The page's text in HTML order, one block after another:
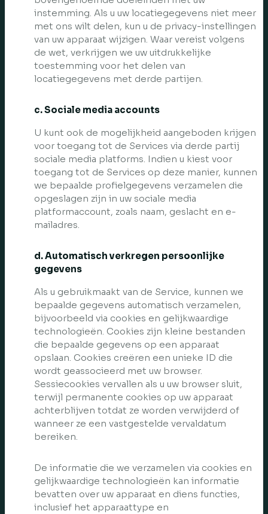
instemming. Als u uw locatiegegevens niet meer
met ons wilt delen, kun u de privacy-instellingen
van uw apparaat wijzigen. Waar vereist volgens
de wet, verkrijgen we uw uitdrukkelijke
toestemming voor het delen van
locatiegegevens met derde partijen.
c. Sociale media accounts
U kunt ook de mogelijkheid aangeboden krijgen
voor toegang tot de Services via derde partij
sociale media platforms. Indien u kiest voor
toegang tot de Services op deze manier, kunnen
we bepaalde profielgegevens verzamelen die
opgeslagen zijn in uw sociale media
platformaccount, zoals naam, geslacht en e-
mailadres.
d. Automatisch verkregen persoonlijke
gegevens
Als u gebruikmaakt van de Service, kunnen we
bepaalde gegevens automatisch verzamelen,
bijvoorbeeld via cookies en gelijkwaardige
technologieën. Cookies zijn kleine bestanden
die bepaalde gegevens op een apparaat
opslaan. Cookies creëren een unieke ID die
wordt geassocieerd met uw browser.
Sessiecookies vervallen als u uw browser sluit,
terwijl permanente cookies op uw apparaat
achterblijven totdat ze worden verwijderd of
wanneer ze een vastgestelde vervaldatum
bereiken.
De informatie die we verzamelen via cookies en
gelijkwaardige technologieën kan informatie
bevatten over uw apparaat en diens functies,
inclusief het apparaattype en